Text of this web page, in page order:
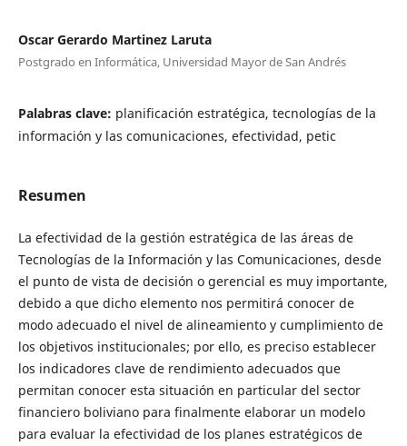
Oscar Gerardo Martinez Laruta
Postgrado en Informática, Universidad Mayor de San Andrés
Palabras clave: planificación estratégica, tecnologías de la
información y las comunicaciones, efectividad, petic
Resumen
La efectividad de la gestión estratégica de las áreas de
Tecnologías de la Información y las Comunicaciones, desde
el punto de vista de decisión o gerencial es muy importante,
debido a que dicho elemento nos permitirá conocer de
modo adecuado el nivel de alineamiento y cumplimiento de
los objetivos institucionales; por ello, es preciso establecer
los indicadores clave de rendimiento adecuados que
permitan conocer esta situación en particular del sector
financiero boliviano para finalmente elaborar un modelo
para evaluar la efectividad de los planes estratégicos de